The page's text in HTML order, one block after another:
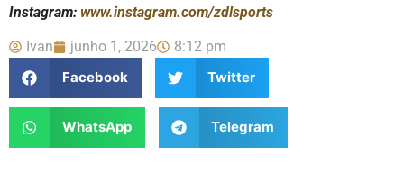
Instagram: www.instagram.com/zdlsports
Ivan junho 1, 2026
8:12 pm
Facebook
Twitter
WhatsApp Telegram